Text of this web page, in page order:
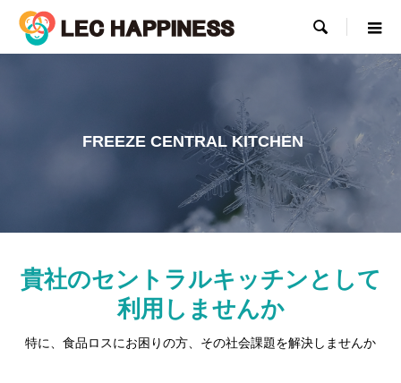

FREEZE CENTRAL KITCHEN
貴社のセントラルキッチンとして
利用しませんか
特に、食品ロスにお困りの方、その社会課題を解決しませんか